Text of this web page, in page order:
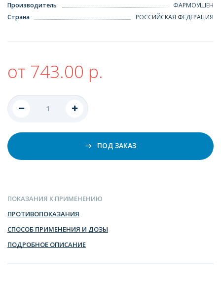
Производитель
ФАРМОУШЕН
Страна
РОССИЙСКАЯ ФЕДЕРАЦИЯ
от 743.00 р.
ПОД ЗАКАЗ
ПОКАЗАНИЯ К ПРИМЕНЕНИЮ
ПРОТИВОПОКАЗАНИЯ
СПОСОБ ПРИМЕНЕНИЯ И ДОЗЫ
ПОДРОБНОЕ ОПИСАНИЕ